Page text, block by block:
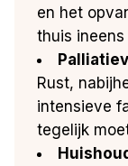
en het
thuis
Rust,
intensieve
tegelijk